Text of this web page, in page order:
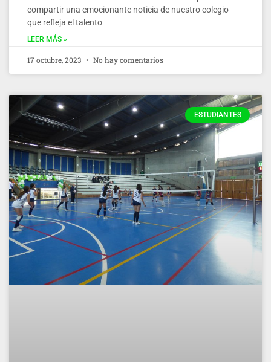
compartir una emocionante noticia de nuestro colegio
que refleja el talento
LEER MÁS »
17 octubre, 2023 No hay comentarios
ESTUDIANTES